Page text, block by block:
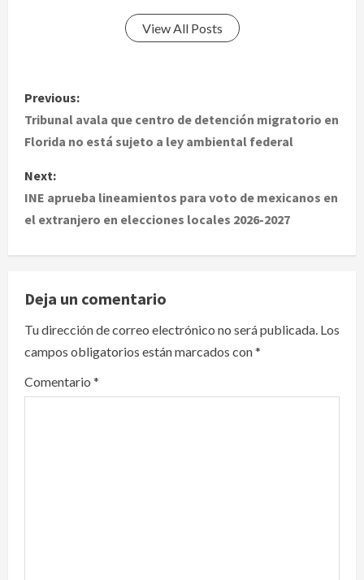
View All Posts
P
o
t
n
a
v
i
g
a
Previous:
Tribunal avala que centro de detención migratorio en
Florida no está sujeto a ley ambiental federal
Next:
INE aprueba lineamientos para voto de mexicanos en
el extranjero en elecciones locales 2026-2027
Deja un comentario
Tu dirección de correo electrónico no será publicada. Los
campos obligatorios están marcados con*
Comentario *